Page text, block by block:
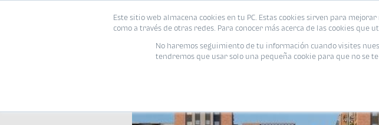
Este sitio web almacena cookies en tu PC. Estas cookies sirven para
como a través de otras redes. Para conocer más acerca de las cookies que
No haremos seguimiento de tu información cuando visites
tendremos que usar solo una pequeña cookie para que no se
Viviendas Eventos